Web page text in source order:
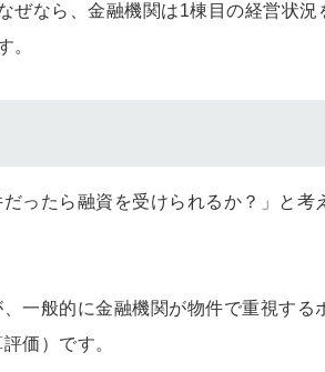
ぜなら、金融機関は1棟目の経営状況
。
ったら融資を受けられるか？」と考
一般的に金融機関が物件で重視する
価）です。